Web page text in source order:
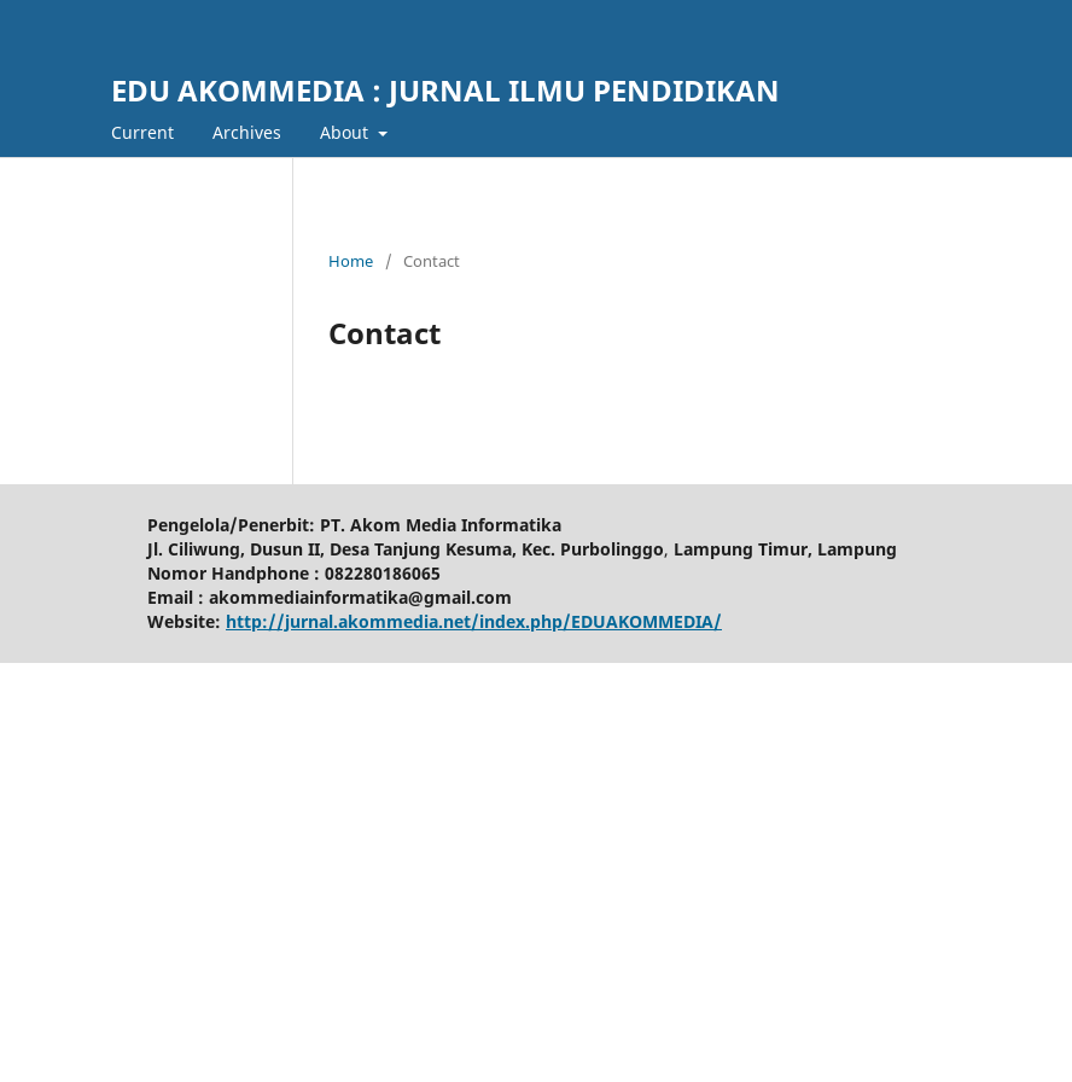
EDU AKOMMEDIA : JURNAL ILMU PENDIDIKAN
Current Archives About
Home / Contact
Contact
Pengelola/Penerbit: PT. Akom Media Informatika
Jl. Ciliwung, Dusun II, Desa Tanjung Kesuma, Kec. Purbolinggo, Lampung Timur, Lampung
Nomor Handphone : 082280186065
Email : akommediainformatika@gmail.com
Website: http://jurnal.akommedia.net/index.php/EDUAKOMMEDIA/